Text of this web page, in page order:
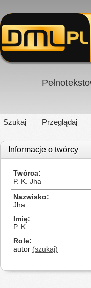
Szukaj Przeglądaj
Informacje o twórcy
Twórca
P. K. Jha
Nazwisko
Jha
Imię
P. K.
Role
autor (szukaj)